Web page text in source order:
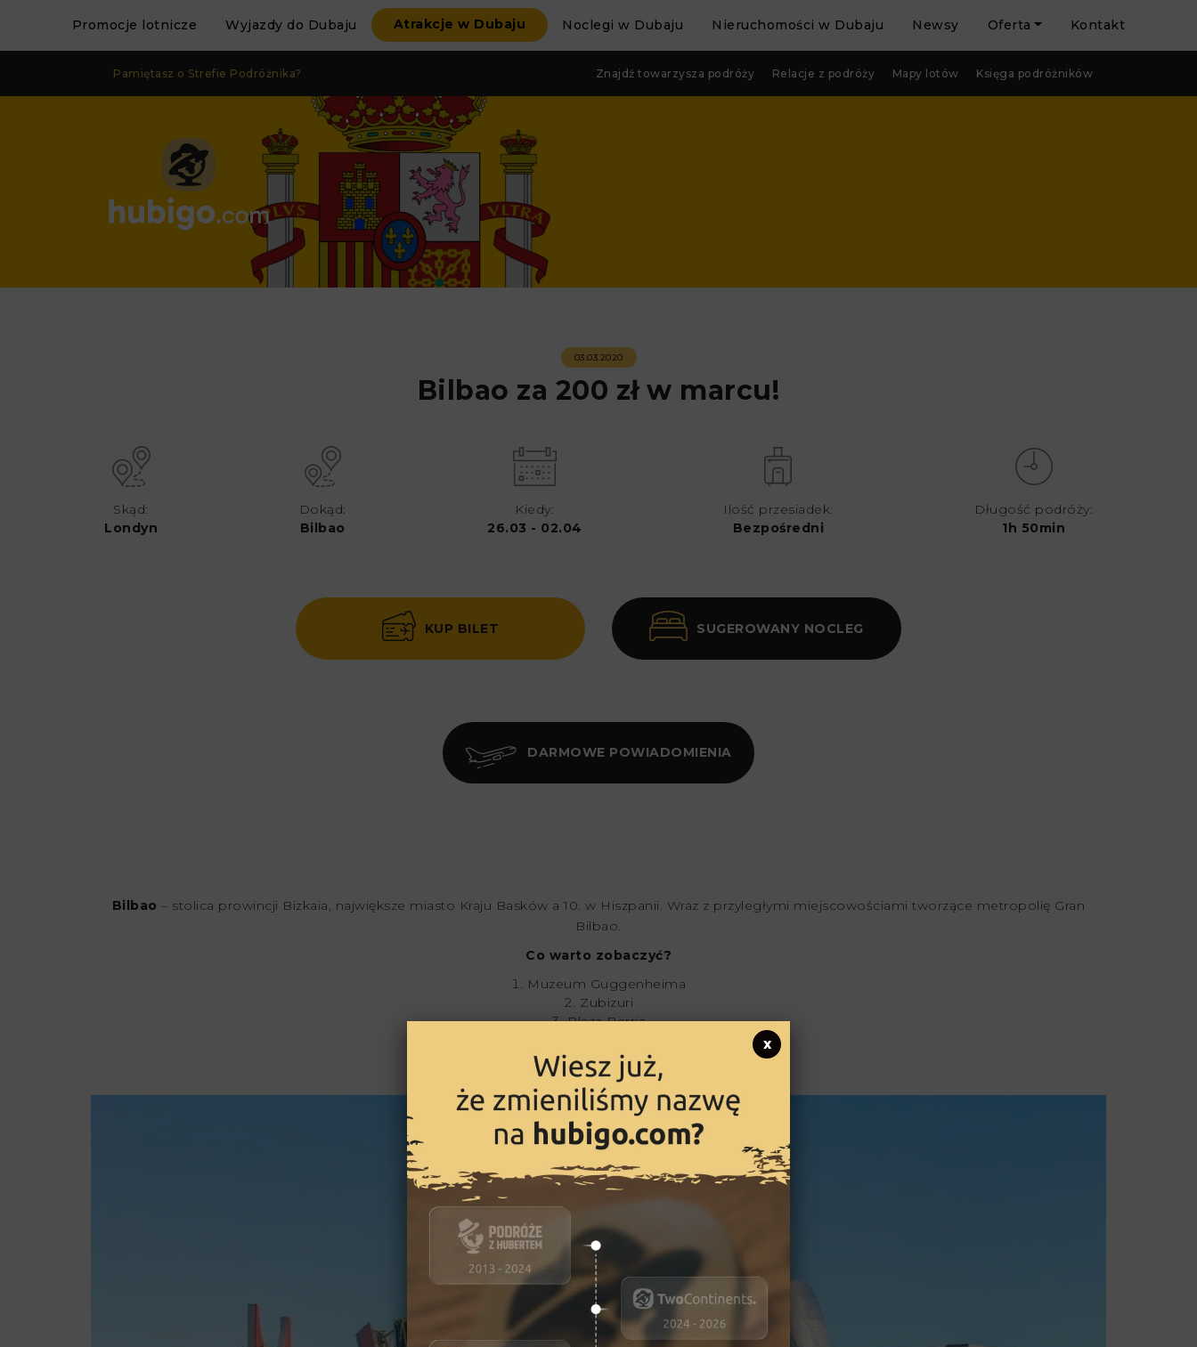
Promocje lotnicze Wyjazdy do Dubaju Atrakcje w Dubaju Noclegi w Dubaju Nieruchomości w Dubaju Newsy Oferta Kontakt
Pamiętasz o Strefie Podróżnika? Znajdź towarzysza podróży Relacje z podróży Mapy lotów Księga podróżników
03.03.2020
Bilbao za 200 zł w marcu!
Skąd:
Londyn
Dokąd:
Bilbao
Kiedy:
26.03 - 02.04
Ilość przesiadek:
Bezpośredni
Długość podróży:
1h 50min
KUP BILET SUGEROWANY NOCLEG
DARMOWE POWIADOMIENIA
Bilbao– stolica prowincji Bizkaia, największe miasto Kraju Basków a 10. w Hiszpanii. Wraz z przyległymi miejscowościami tworzące metropolię Gran
Bilbao.
Co warto zobaczyć?
Muzeum Guggenheima
Zubizuri
Plaza Berria
Parque Etxebarria
x